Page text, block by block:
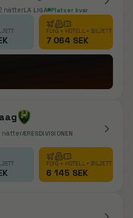
nätterLA LIGA Platser kvar
FLYG + HOTELL + BILJETT
7 064 SEK
nätterÆRESDIVISIONEN
FLYG + HOTELL + BILJETT
6 145 SEK